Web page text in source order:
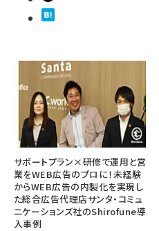
サポートプラン×研修で運用と営
業をWEB広告のプロに！未経験
からWEB広告の内製化を実現し
た総合広告代理店サンタ・コミュ
ニケーションズ社のShirofune導
入事例